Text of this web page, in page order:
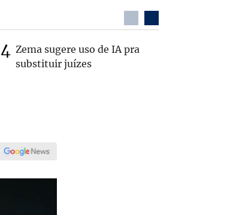
Zema sugere uso de IA pra
substituir juízes